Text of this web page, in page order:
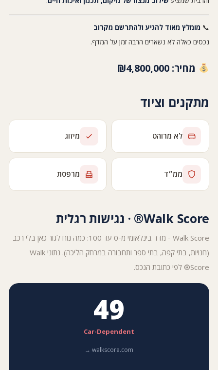
📞 מומלץ מאוד להגיע ולהתרשם מקרוב
נכסים כאלה לא נשארים הרבה זמן על המדף.
מחיר:
מתקנים וציוד
לא מרוהט מיזוג
ממ״ד מרפסת
Walk Score® · נגישות רגלית
Walk Score - מדד בינלאומי מ-0 עד 100: כמה נוח לגור כאן בלי רכב
(חנויות, בתי קפה, בתי ספר ותחבורה במרחק הליכה). נתוני Walk
Score® לפי כתובת הנכס.
49
Car-Dependent
walkscore.com →